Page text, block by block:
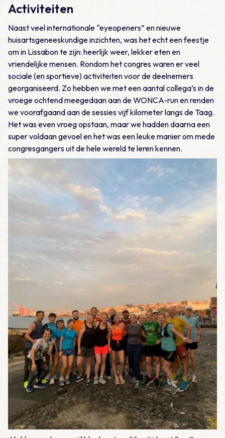
Activiteiten
Naast veel internationale “eyeopeners” en nieuwe
huisartsgeneeskundige inzichten, was het echt een feestje
om in Lissabon te zijn: heerlijk weer, lekker eten en
vriendelijke mensen. Rondom het congres waren er veel
sociale (en sportieve) activiteiten voor de deelnemers
georganiseerd. Zo hebben we met een aantal collega’s in de
vroege ochtend meegedaan aan de WONCA-run en renden
we voorafgaand aan de sessies vijf kilometer langs de Taag.
Het was even vroeg opstaan, maar we hadden daarna een
super voldaan gevoel en het was een leuke manier om mede
congresgangers uit de hele wereld te leren kennen.